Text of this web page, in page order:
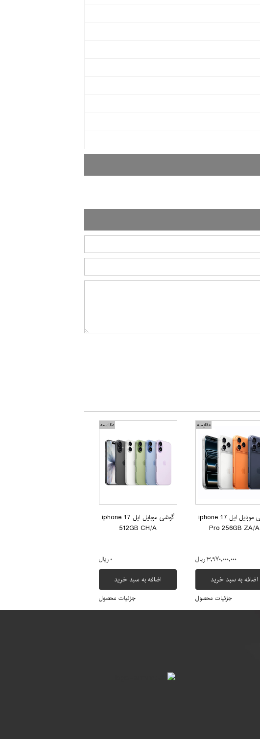
مقایسه
گوشی موبایل اپل iphone 17
Pro 256GB ZA/A
۳,۹۷۰,۰۰۰,۰۰۰ ریال
اضافه به سبد خرید
جزئیات محصول
مقایسه
گوشی موبایل اپل iphone 17
512GB CH/A
۰ ریال
اضافه به سبد خرید
جزئیات محصول